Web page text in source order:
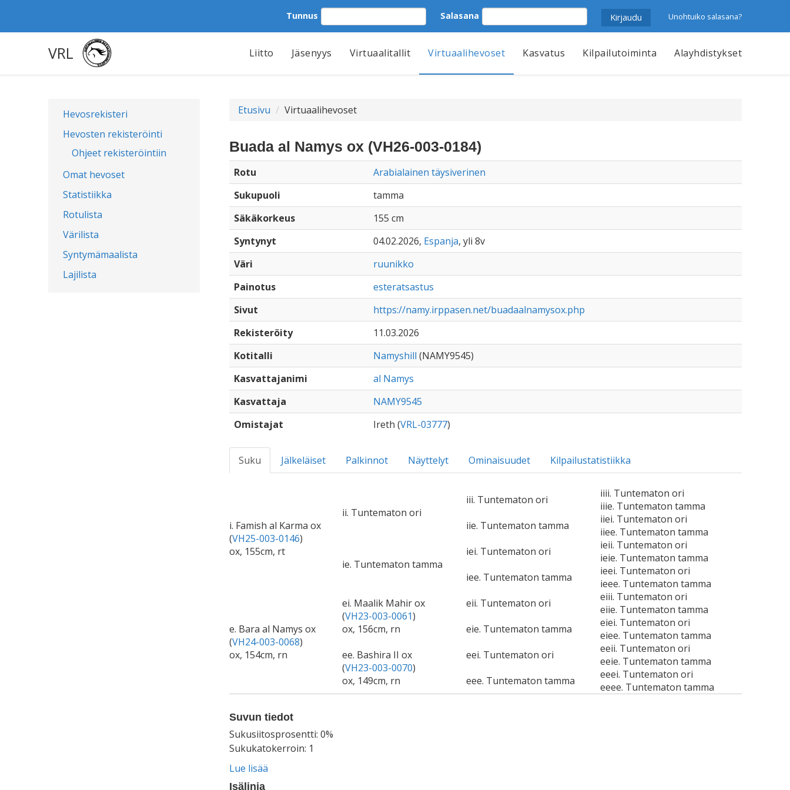
Tunnus Salasana Unohtuiko salasana?
VRL Liitto Jäsenyys Virtuaalitallit Virtuaalihevoset Kasvatus Kilpailutoiminta Alayhdistykset
Hevosrekisteri
Hevosten rekisteröinti
Ohjeet rekisteröintiin
Omat hevoset
Statistiikka
Rotulista
Värilista
Syntymämaalista
Lajilista
Etusivu Virtuaalihevoset
Buada al Namys ox (VH26-003-0184)
Rotu
Arabialainen täysiverinen
Sukupuoli
tamma
Säkäkorkeus
155 cm
Syntynyt
04.02.2026, Espanja, yli 8v
Väri
ruunikko
Painotus
esteratsastus
Sivut
https://namy.irppasen.net/buadaalnamysox.php
Rekisteröity
11.03.2026
Kotitalli
Namyshill (NAMY9545)
Kasvattajanimi
al Namys
Kasvattaja
NAMY9545
Omistajat
Ireth (VRL-03777)
Suku Jälkeläiset Palkinnot Näyttelyt Ominaisuudet Kilpailustatistiikka
i. Famish al Karma ox
(VH25-003-0146)
ox, 155cm, rt
ii. Tuntematon ori
iii. Tuntematon ori
iiii. Tuntematon ori
iiie. Tuntematon tamma
iie. Tuntematon tamma
iiei. Tuntematon ori
iiee. Tuntematon tamma
ie. Tuntematon tamma
iei. Tuntematon ori
ieii. Tuntematon ori
ieie. Tuntematon tamma
iee. Tuntematon tamma
ieei. Tuntematon ori
ieee. Tuntematon tamma
e. Bara al Namys ox
(VH24-003-0068)
ox, 154cm, rn
ei. Maalik Mahir ox
(VH23-003-0061)
ox, 156cm, rn
eii. Tuntematon ori
eiii. Tuntematon ori
eiie. Tuntematon tamma
eie. Tuntematon tamma
eiei. Tuntematon ori
eiee. Tuntematon tamma
ee. Bashira II ox
(VH23-003-0070)
ox, 149cm, rn
eei. Tuntematon ori
eeii. Tuntematon ori
eeie. Tuntematon tamma
eee. Tuntematon tamma
eeei. Tuntematon ori
eeee. Tuntematon tamma
Suvun tiedot
Sukusiitosprosentti: 0%
Sukukatokerroin: 1
Lue lisää
Isälinja